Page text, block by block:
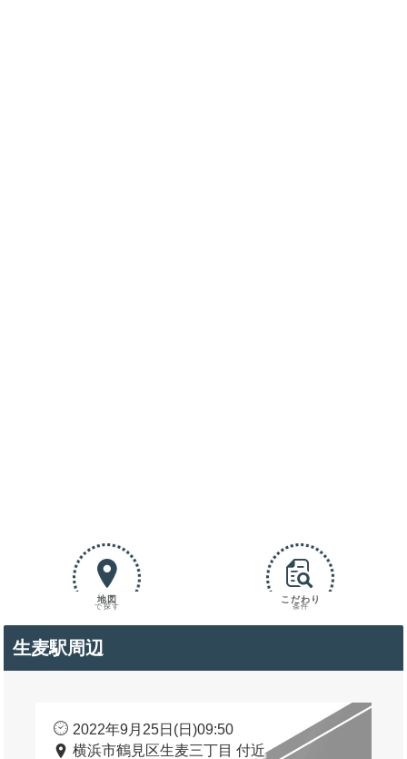
地図
で探す
こだわり
条件
生麦駅周辺
2022年9月25日(日)09:50
横浜市鶴見区生麦三丁目 付近